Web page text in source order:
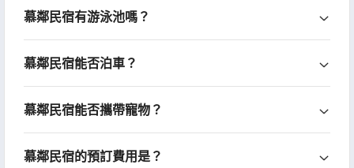
慕鄰民宿有游泳池嗎？
慕鄰民宿能否泊車？
慕鄰民宿能否攜帶寵物？
慕鄰民宿的預訂費用是？